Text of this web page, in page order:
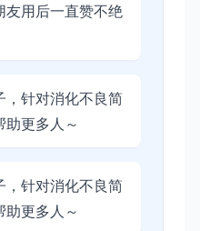
友用后一直赞不绝
针对消化不良简
更多人～
，针对消化不良简
更多人～